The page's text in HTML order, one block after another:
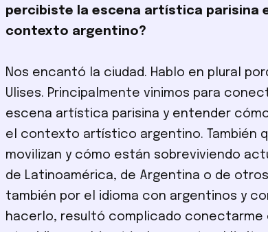
percibiste la escena artística parisina
contexto argentino?
Nos encantó la ciudad. Hablo en plural
Ulises. Principalmente vinimos para
escena artística parisina y entender
el contexto artístico argentino. También
movilizan y cómo están sobreviviendo
de Latinoamérica, de Argentina o de
también por el idioma con argentinos y
hacerlo, resultó complicado conectarme